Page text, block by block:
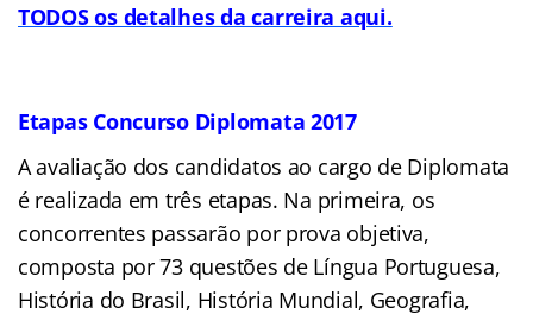
TODOS os detalhes da carreira aqui.
Etapas Concurso Diplomata 2017
A avaliação dos candidatos ao cargo de Diplomata
é realizada em três etapas. Na primeira, os
concorrentes passarão por prova objetiva,
composta por 73 questões de Língua Portuguesa,
História do Brasil, História Mundial, Geografia,